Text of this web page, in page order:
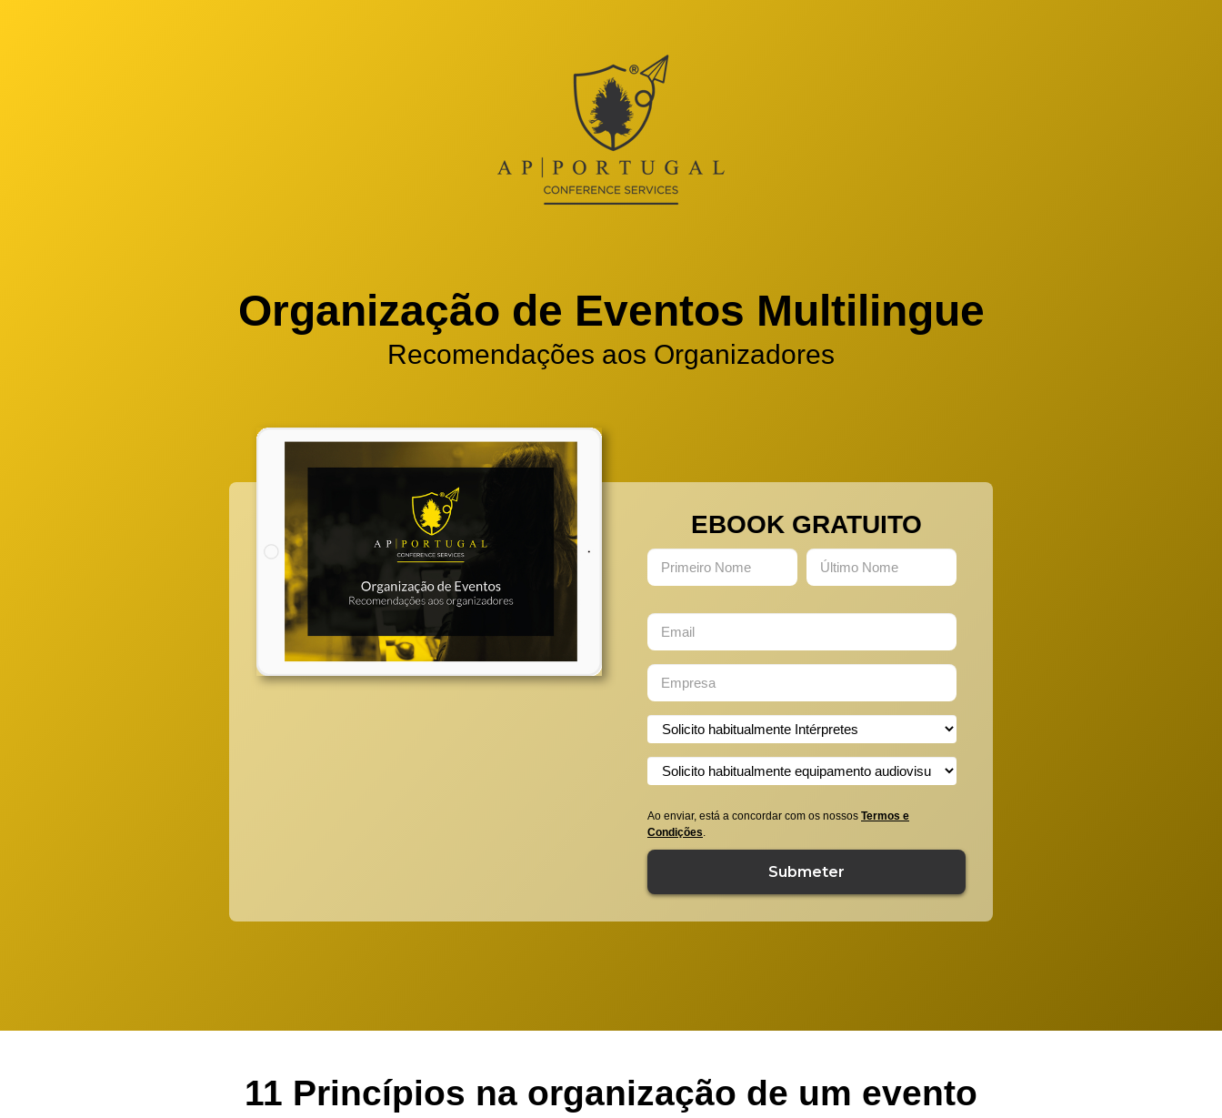
Organização de Eventos Multilingue
Recomendações aos Organizadores
EBOOK GRATUITO
Ao enviar, está a concordar com os nossos Termos e
Condições.
11 Princípios na organização de um evento